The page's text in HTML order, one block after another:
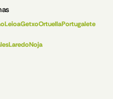
LeioaGetxoOrtuellaPortugalete
LaredoNoja